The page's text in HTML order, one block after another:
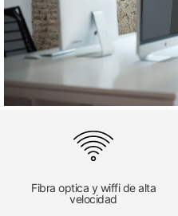
Fibra optica y wiffi de alta
velocidad